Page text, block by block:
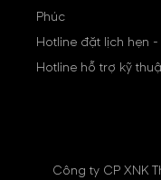
Phúc
Hotline đặt lịch hẹn -
Hotline hỗ trợ kỹ
Công ty CP XNK